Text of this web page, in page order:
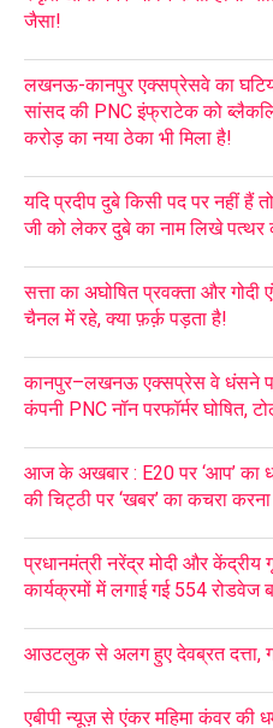
जैसा!
लखनऊ-कानपुर एक्सप्रेसवे का घटिया
सांसद की PNC इंफ्राटेक को
करोड़ का नया ठेका भी मिला है!
यदि प्रदीप दुबे किसी पद पर नहीं हैं
जी को लेकर दुबे का नाम लिखे पत्थर
सत्ता का अघोषित प्रवक्ता और
चैनल में रहे, क्या फ़र्क़ पड़ता है!
कानपुर–लखनऊ एक्सप्रेस वे धंसने
कंपनी PNC नॉन परफॉर्मर घोषित,
आज के अखबार : E20 पर ‘आप’ का
की चिट्ठी पर ‘खबर’ का कचरा करना
प्रधानमंत्री नरेंद्र मोदी और केंद्रीय
कार्यक्रमों में लगाई गई 554
आउटलुक से अलग हुए देवब्रत दत्ता,
एबीपी न्यूज़ से एंकर महिमा कंवर की